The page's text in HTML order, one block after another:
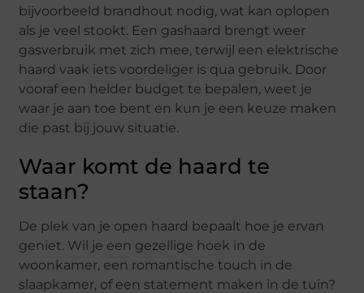
bijvoorbeeld brandhout nodig, wat kan oplopen
als je veel stookt. Een gashaard brengt weer
gasverbruik met zich mee, terwijl een elektrische
haard vaak iets voordeliger is qua gebruik. Door
vooraf een helder budget te bepalen, weet je
waar je aan toe bent en kun je een keuze maken
die past bij jouw situatie.
Waar komt de haard te
staan?
De plek van je open haard bepaalt hoe je ervan
geniet. Wil je een gezellige hoek in de
woonkamer, een romantische touch in de
slaapkamer, of een statement maken in de tuin?